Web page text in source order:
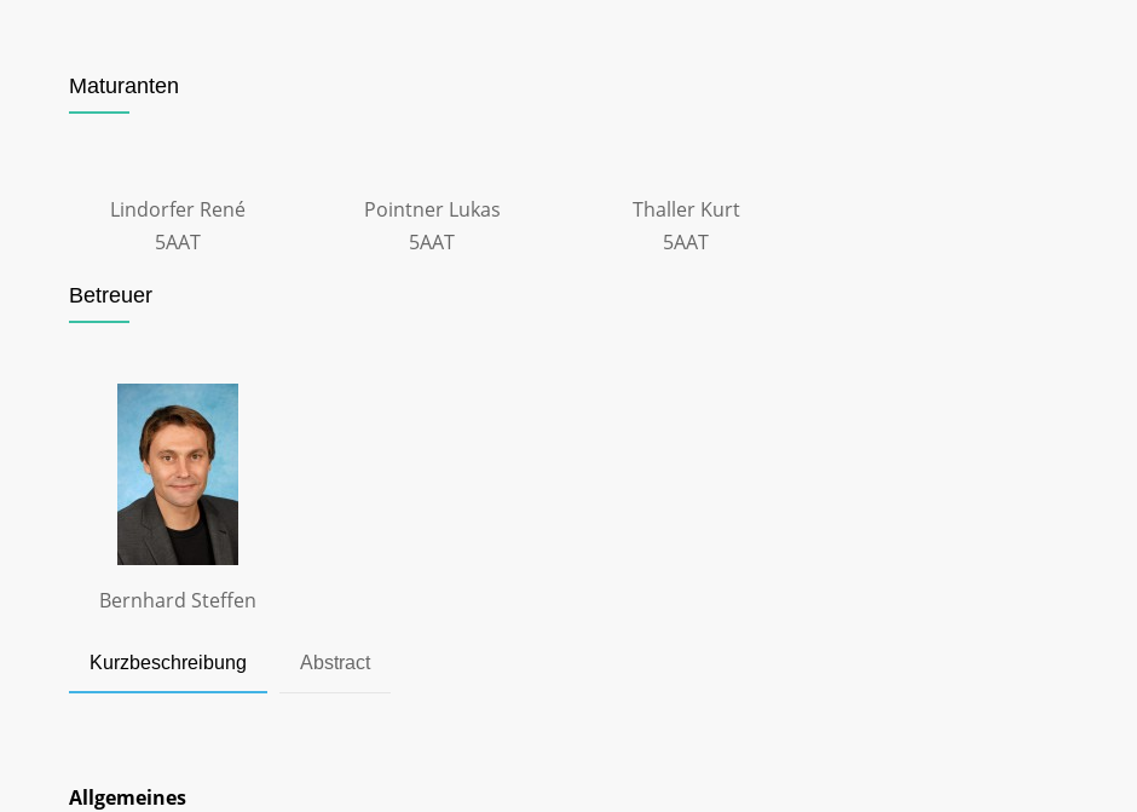
Maturanten
Lindorfer René
5AAT
Pointner Lukas
5AAT
Thaller Kurt
5AAT
Betreuer
Bernhard Steffen
Kurzbeschreibung Abstract
Allgemeines